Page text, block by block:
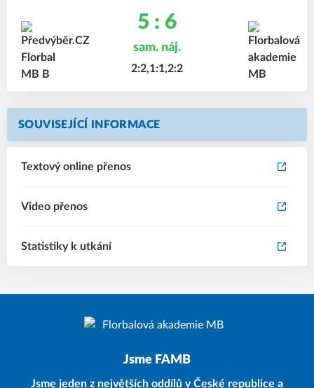
5 : 6
sam. náj.
2:2,1:1,2:2
SOUVISEJÍCÍ INFORMACE
Textový online přenos
Video přenos
Statistiky k utkání
Jsme FAMB
Jsme jeden z největších oddílů v České republice a